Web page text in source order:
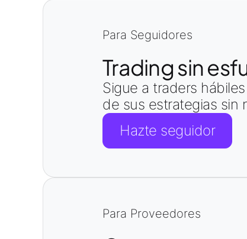
Para Seguidores
Trading sin
Sigue a traders
de sus estrategias sin
Hazte seguidor
Para Proveedores